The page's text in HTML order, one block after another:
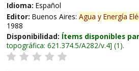
Idioma: Español
Editor: Buenos Aires: Agua y Energía
1988
Disponibilidad: Ítems disponibles
topográfica: 621.374.5/A282/v.4 (1).